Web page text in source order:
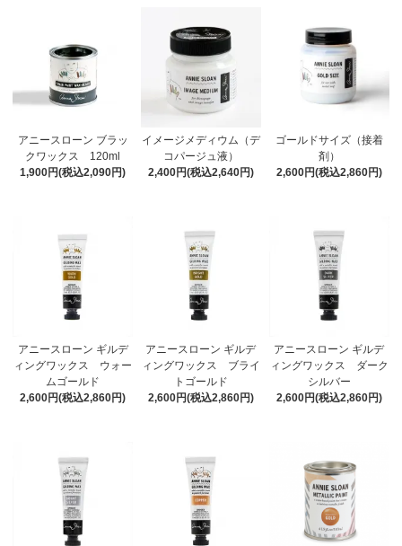
アニースローン ブラッ
クワックス 120ml
1,900円(税込2,090円)
イメージメディウム（デ
コパージュ液）
2,400円(税込2,640円)
ゴールドサイズ（接着
剤）
2,600円(税込2,860円)
アニースローン ギルデ
ィングワックス ウォー
ムゴールド
2,600円(税込2,860円)
アニースローン ギルデ
ィングワックス ブライ
トゴールド
2,600円(税込2,860円)
アニースローン ギルデ
ィングワックス ダーク
シルバー
2,600円(税込2,860円)